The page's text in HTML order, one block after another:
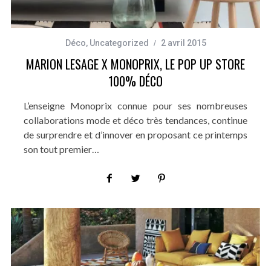
Déco, Uncategorized 2 avril 2015
MARION LESAGE X MONOPRIX, LE POP UP STORE
100% DÉCO
L’enseigne Monoprix connue pour ses nombreuses
collaborations mode et déco très tendances, continue
de surprendre et d’innover en proposant ce printemps
son tout premier…